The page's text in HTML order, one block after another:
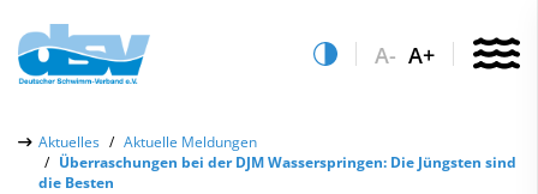
A- A+
Aktuelles
Aktuelle Meldungen
Überraschungen bei der DJM Wasserspringen: Die Jüngsten sind
die Besten
Über uns
Aktuelles